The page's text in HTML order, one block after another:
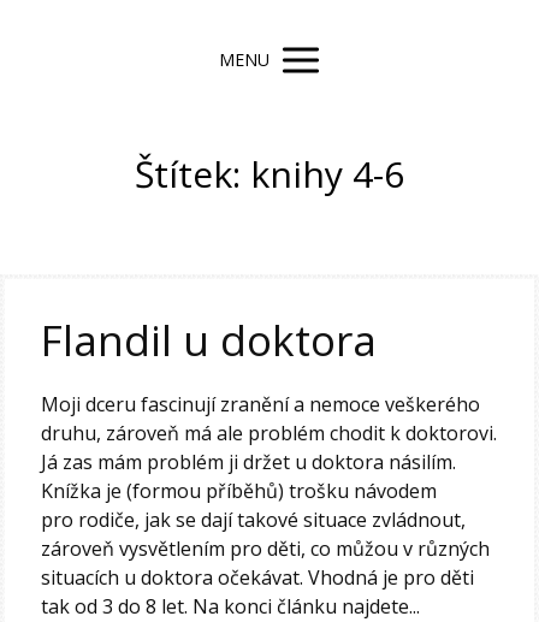
MENU
Štítek: knihy 4-6
Flandil u doktora
Moji dceru fascinují zranění a nemoce veškerého
druhu, zároveň má ale problém chodit k doktorovi.
Já zas mám problém ji držet u doktora násilím.
Knížka je (formou příběhů) trošku návodem
pro rodiče, jak se dají takové situace zvládnout,
zároveň vysvětlením pro děti, co můžou v různých
situacích u doktora očekávat. Vhodná je pro děti
tak od 3 do 8 let. Na konci článku najdete...